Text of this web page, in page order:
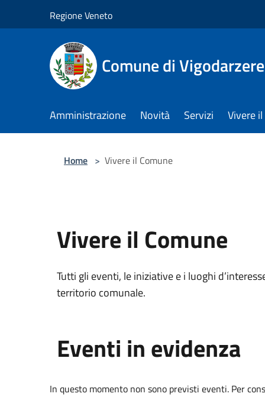
Regione Veneto
Comune di Vigodarzere
Amministrazione Novità Servizi Vivere
Home > Vivere il Comune
Vivere il Comune
Tutti gli eventi, le iniziative e i luoghi
territorio comunale.
Eventi in evidenza
In questo momento non sono previsti eventi. Per